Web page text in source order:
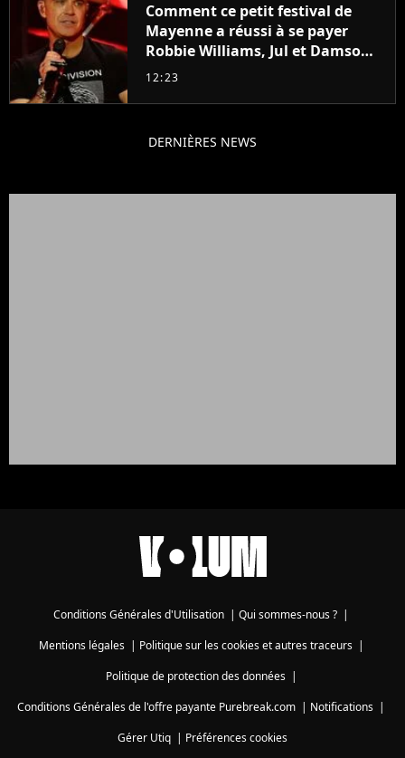
Comment ce petit festival de
Mayenne a réussi à se payer
Robbie Williams, Jul et Damso
cette année ?
12:23
DERNIÈRES NEWS
Conditions Générales d'Utilisation | Qui sommes-nous ? |
Mentions légales| Politique sur les cookies et autres traceurs|
Politique de protection des données|
Conditions Générales de l'offre payante Purebreak.com | Notifications |
Gérer Utiq | Préférences cookies